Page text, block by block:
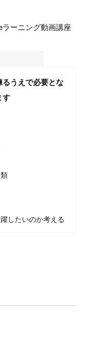
ーニング動画講座
うえで必要とな
す
したいのか考える